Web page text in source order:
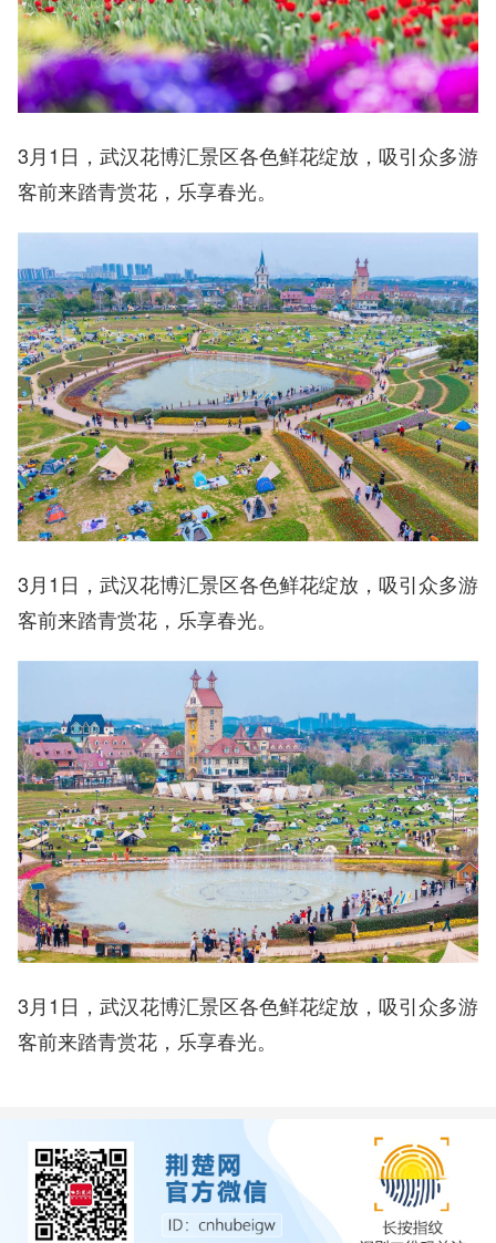
3月1日，武汉花博汇景区各色鲜花绽放，吸引众多游
客前来踏青赏花，乐享春光。
3月1日，武汉花博汇景区各色鲜花绽放，吸引众多游
客前来踏青赏花，乐享春光。
3月1日，武汉花博汇景区各色鲜花绽放，吸引众多游
客前来踏青赏花，乐享春光。